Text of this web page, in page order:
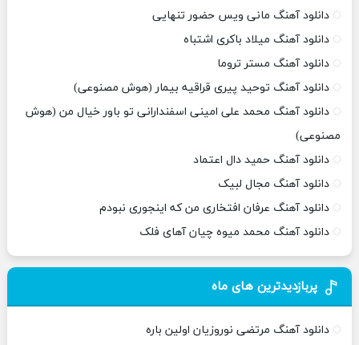
دانلود آهنگ مانی ویس حضور تنهایی
دانلود آهنگ میلاد باکری اشتباه
دانلود آهنگ مستر تروما
دانلود آهنگ توحید پیری قراقیه بیمار (هوش مصنوعی)
دانلود آهنگ محمد علی امینی اسفندارانی تو باور خیال من (هوش
مصنوعی)
دانلود آهنگ حمید دال اعتماد
دانلود آهنگ مجال لبیک
دانلود آهنگ عرفان افتخاری من که اینجوری نبودم
دانلود آهنگ محمد میوه چیان آهای فلک
پربازدیدترین های ماه
دانلود آهنگ مرتضی نوروزیان اولین باره